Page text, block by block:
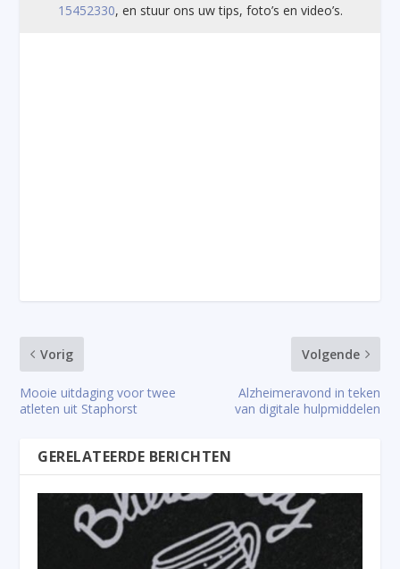
15452330, en stuur ons uw tips, foto’s en video’s.
Vorig
Mooie uitdaging voor twee
atleten uit Staphorst
Volgende
Alzheimeravond in teken
van digitale hulpmiddelen
GERELATEERDE BERICHTEN